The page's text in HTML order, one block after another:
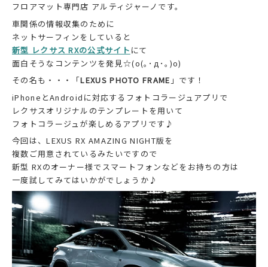
フロアマット専門店 アルティジャーノです。
車関係の情報収集のために
ネットサーフィンをしていると
新型 レクサス RXの公式サイト にて
面白そうなコンテンツを発見☆(o(｡･д･｡)o)
その名も・・・「LEXUS PHOTO FRAME 」です！
iPhoneとAndroidに対応するフォトコラージュアプリで
レクサスオリジナルのテンプレートを用いて
フォトコラージュが楽しめるアプリです♪
今回は、LEXUS RX AMAZING NIGHT版を
複数ご用意されているみたいですので
新型 RXのオーナー様でスマートフォンなどをお持ちの方は
一度試してみてはいかがでしょうか♪